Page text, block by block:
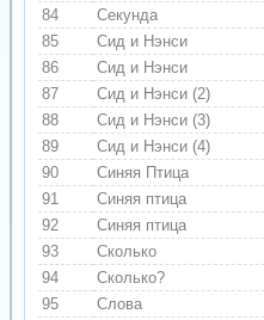
84
Секунда
85
Сид и Нэнси
86
Сид и Нэнси
87
Сид и Нэнси (2)
88
Сид и Нэнси (3)
89
Сид и Нэнси (4)
90
Синяя Птица
91
Синяя птица
92
Синяя птица
93
Сколько
94
Сколько?
95
Слова